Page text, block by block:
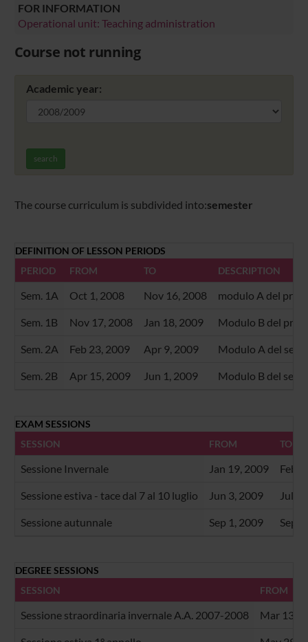
FOR INFORMATION
Operational unit: Teaching administration
Course not running
Academic year:
search
The course curriculum is subdivided into:semester
DEFINITION OF LESSON PERIODS
PERIOD
FROM TO DESCRIPTION
Sem. 1A Oct 1, 2008 Nov 16, 2008 modulo A del
Sem. 1B Nov 17, 2008 Jan 18, 2009 Modulo B del
Sem. 2A Feb 23, 2009 Apr 9, 2009 Modulo A del
Sem. 2B Apr 15, 2009 Jun 1, 2009 Modulo B del
EXAM SESSIONS
SESSION
FROM TO
Sessione Invernale Jan 19, 2009 Feb
Sessione estiva - tace dal 7 al 10 luglio Jun 3, 2009 Jul
Sessione autunnale Sep 1, 2009 Sep
DEGREE SESSIONS
SESSION
FROM
Sessione straordinaria invernale A.A. 2007-2008 Mar 13,